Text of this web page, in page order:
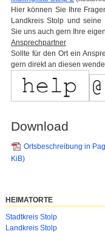
Hier können Sie Ihre
Landkreis Stolp und seine
Sie uns auch gern Ihre
Ansprechpartner
Sollte für den Ort ein
gern direkt an diesen
Download
Ortsbeschreibung in
KiB)
HEIMATORTE
Navigation
überspringen
Stadtkreis Stolp
Landkreis Stolp